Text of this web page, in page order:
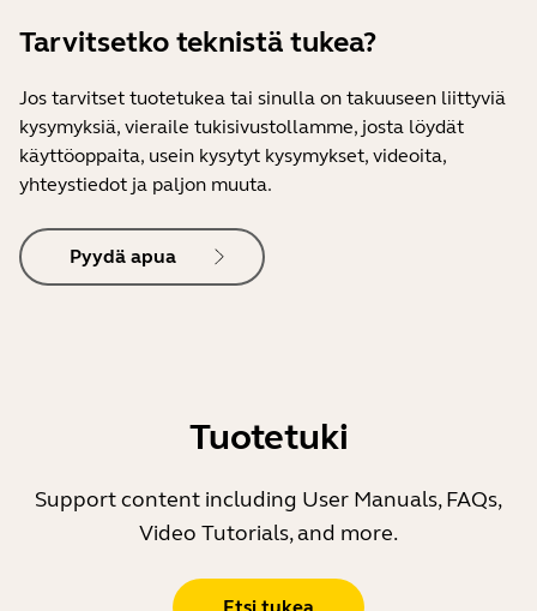
Tarvitsetko teknistä tukea?
Jos tarvitset tuotetukea tai sinulla on takuuseen liittyviä
kysymyksiä, vieraile tukisivustollamme, josta löydät
käyttöoppaita, usein kysytyt kysymykset, videoita,
yhteystiedot ja paljon muuta.
Pyydä apua
Tuotetuki
Support content including User Manuals, FAQs,
Video Tutorials, and more.